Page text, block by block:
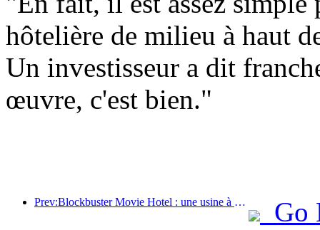
hôtelière de milieu à haut
Un investisseur a dit
œuvre, c'est bien."
Prev:Blockbuster Movie Hotel : une usine à rêves cinématographiques en déplacement
Go